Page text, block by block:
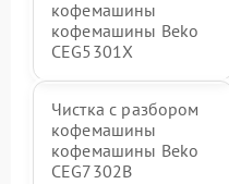
кофемашины
кофемашины Beko
CEG5301X
Чистка с разбором
кофемашины
кофемашины Beko
CEG7302B